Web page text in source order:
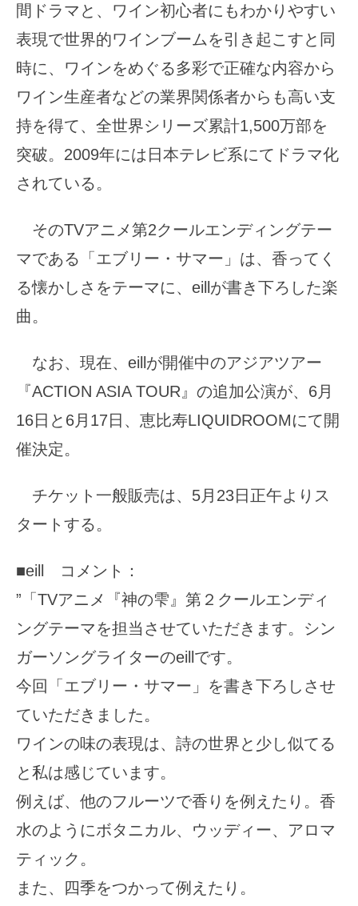
間ドラマと、ワイン初心者にもわかりやすい
表現で世界的ワインブームを引き起こすと同
時に、ワインをめぐる多彩で正確な内容から
ワイン生産者などの業界関係者からも高い支
持を得て、全世界シリーズ累計1,500万部を
突破。2009年には日本テレビ系にてドラマ化
されている。
そのTVアニメ第2クールエンディングテー
マである「エブリー・サマー」は、香ってく
る懐かしさをテーマに、eillが書き下ろした楽
曲。
なお、現在、eillが開催中のアジアツアー
『ACTION ASIA TOUR』の追加公演が、6月
16日と6月17日、恵比寿LIQUIDROOMにて開
催決定。
チケット一般販売は、5月23日正午よりス
タートする。
■eill コメント：
”「TVアニメ『神の雫』第２クールエンディ
ングテーマを担当させていただきます。シン
ガーソングライターのeillです。
今回「エブリー・サマー」を書き下ろしさせ
ていただきました。
ワインの味の表現は、詩の世界と少し似てる
と私は感じています。
例えば、他のフルーツで香りを例えたり。香
水のようにボタニカル、ウッディー、アロマ
ティック。
また、四季をつかって例えたり。